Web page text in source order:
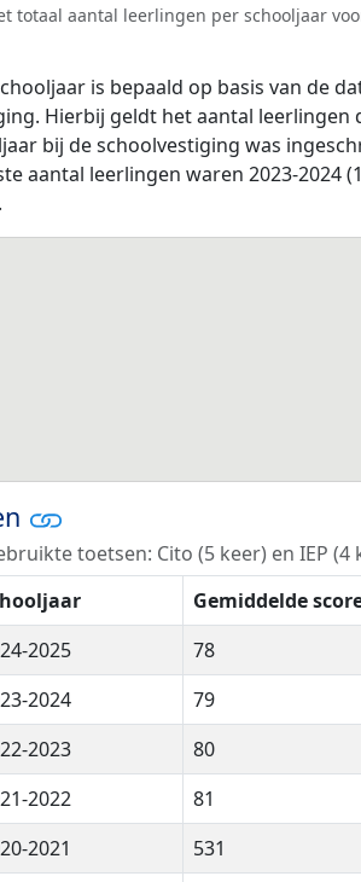
totaal aantal leerlingen per schooljaar
is bepaald op basis van de
Hierbij geldt het aantal leerlingen
bij de schoolvestiging was
aantal leerlingen waren 2023-2024
toetsen: Cito (5 keer) en IEP (4
Gemiddelde
2025
78
2024
79
2023
80
2022
81
2021
531